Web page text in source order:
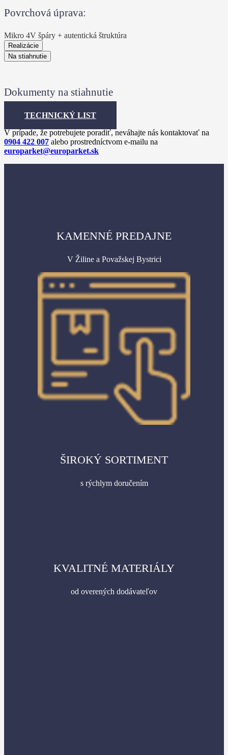
Povrchová úprava:
Mikro 4V špáry + autentická štruktúra
Realizácie
Na stiahnutie
Dokumenty na stiahnutie
TECHNICKÝ LIST
V prípade, že potrebujete poradiť, neváhajte nás kontaktovať na
0904 422 007 alebo prostredníctvom e-mailu na
europarket@europarket.sk
KAMENNÉ PREDAJNE
V Žiline a Považskej Bystrici
ŠIROKÝ SORTIMENT
s rýchlym doručením
KVALITNÉ MATERIÁLY
od overených dodávateľov